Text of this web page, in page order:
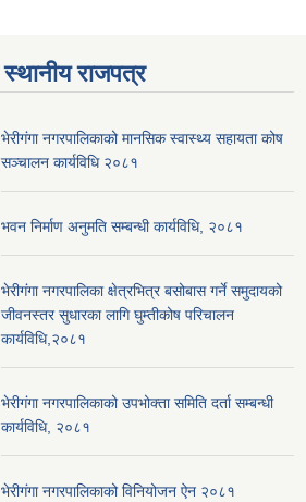
स्थानीय राजपत्र
भेरीगंगा नगरपालिकाको मानसिक स्वास्थ्य सहायता कोष
सञ्चालन कार्यविधि २०८१
भवन निर्माण अनुमति सम्बन्धी कार्यविधि, २०८१
भेरीगंगा नगरपालिका क्षेत्रभित्र बसोबास गर्ने समुदायको
जीवनस्तर सुधारका लागि घुम्तीकोष परिचालन
कार्यविधि,२०८१
भेरीगंगा नगरपालिकाको उपभोक्ता समिति दर्ता सम्बन्धी
कार्यविधि, २०८१
भेरीगंगा नगरपालिकाको विनियोजन ऐन २०८१